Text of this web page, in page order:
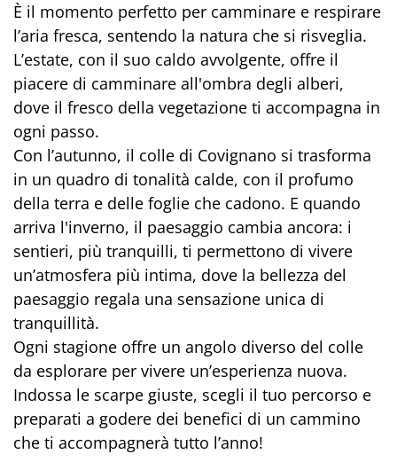
È il momento perfetto per camminare e respirare
l’aria fresca, sentendo la natura che si risveglia.
L’estate, con il suo caldo avvolgente, offre il
piacere di camminare all'ombra degli alberi,
dove il fresco della vegetazione ti accompagna in
ogni passo.
Con l’autunno, il colle di Covignano si trasforma
in un quadro di tonalità calde, con il profumo
della terra e delle foglie che cadono. E quando
arriva l'inverno, il paesaggio cambia ancora: i
sentieri, più tranquilli, ti permettono di vivere
un’atmosfera più intima, dove la bellezza del
paesaggio regala una sensazione unica di
tranquillità.
Ogni stagione offre un angolo diverso del colle
da esplorare per vivere un’esperienza nuova.
Indossa le scarpe giuste, scegli il tuo percorso e
preparati a godere dei benefici di un cammino
che ti accompagnerà tutto l’anno!